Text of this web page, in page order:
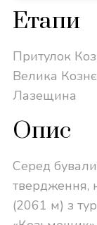
Етапи
Притулок
Велика
Лазещина
Опис
Серед
твердження,
(2061 м) з